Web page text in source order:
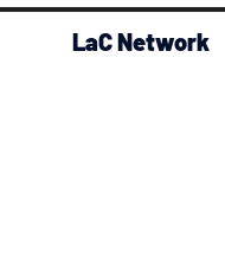
LaC Network